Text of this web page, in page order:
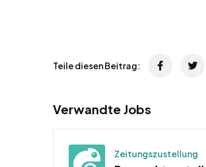
Teile diesen Beitrag:
Verwandte Jobs
Zeitungszustellung